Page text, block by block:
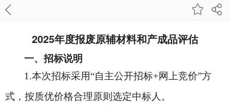
2025年度报废原辅材料和产成品评估
一、招标说明
1.本次招标采用“自主公开招标+网上竞价”方
式，按质优价格合理原则选定中标人。